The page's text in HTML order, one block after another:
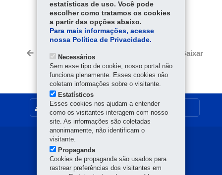
COMPARTILHE:
Fa
ce
ok
er
ha
Ap
p
Voltar Início Baixar
MAPA DO SITE
Navegação
principal
estatísticas de uso. Você pode
escolher como tratamos os cookies
a partir das opções abaixo.
Para mais informações, acesse
nossa Política de Privacidade.
Necessários
Sem esse tipo de cookie, nosso portal não
funciona plenamente. Esses cookies não
coletam informações sobre o visitante.
Estatísticos
Esses cookies nos ajudam a entender
como os visitantes interagem com nosso
site. As informações são coletadas
anonimamente, não identificam o
visitante.
Propaganda
Cookies de propaganda são usados para
rastrear preferências dos visitantes em